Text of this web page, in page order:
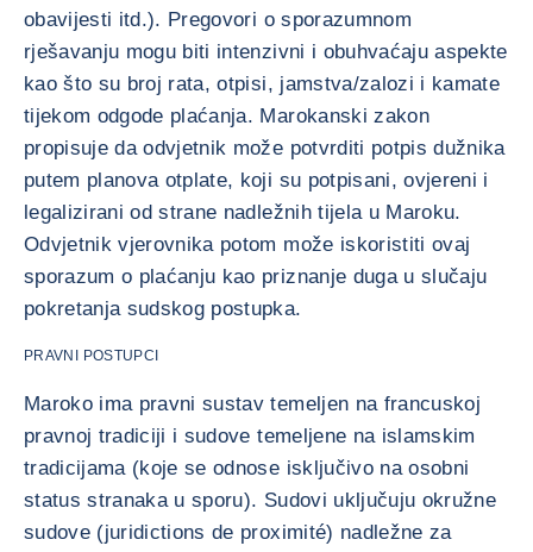
obavijesti itd.). Pregovori o sporazumnom
rješavanju mogu biti intenzivni i obuhvaćaju aspekte
kao što su broj rata, otpisi, jamstva/zalozi i kamate
tijekom odgode plaćanja. Marokanski zakon
propisuje da odvjetnik može potvrditi potpis dužnika
putem planova otplate, koji su potpisani, ovjereni i
legalizirani od strane nadležnih tijela u Maroku.
Odvjetnik vjerovnika potom može iskoristiti ovaj
sporazum o plaćanju kao priznanje duga u slučaju
pokretanja sudskog postupka.
PRAVNI POSTUPCI
Maroko ima pravni sustav temeljen na francuskoj
pravnoj tradiciji i sudove temeljene na islamskim
tradicijama (koje se odnose isključivo na osobni
status stranaka u sporu). Sudovi uključuju okružne
sudove (juridictions de proximité) nadležne za